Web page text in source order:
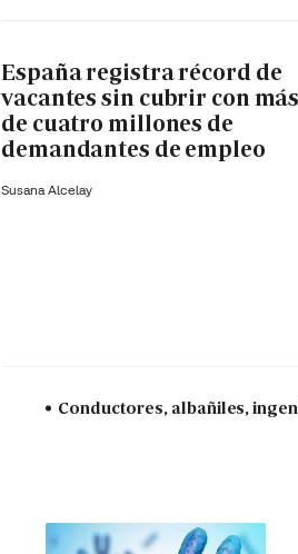
España registra récord de
vacantes sin cubrir con más
de cuatro millones de
demandantes de empleo
Susana Alcelay
Conductores, albañiles,